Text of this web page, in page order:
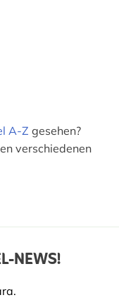
A-Z gesehen?
verschiedenen
NEWS!